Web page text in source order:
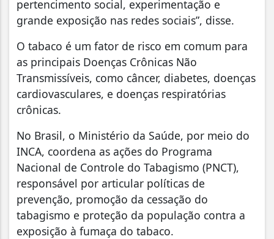
pertencimento social, experimentação e
grande exposição nas redes sociais”, disse.
O tabaco é um fator de risco em comum para
as principais Doenças Crônicas Não
Transmissíveis, como câncer, diabetes, doenças
cardiovasculares, e doenças respiratórias
crônicas.
No Brasil, o Ministério da Saúde, por meio do
INCA, coordena as ações do Programa
Nacional de Controle do Tabagismo (PNCT),
responsável por articular políticas de
prevenção, promoção da cessação do
tabagismo e proteção da população contra a
exposição à fumaça do tabaco.